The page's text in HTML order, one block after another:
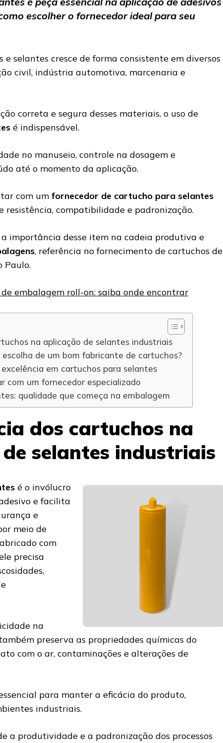
escolher o fornecedor ideal para seu
e selantes cresce de forma consistente em diversos
civil, indústria automotiva, marcenaria e
correta e segura desses materiais, o uso de
é indispensável.
no manuseio, controle na dosagem e
até o momento da aplicação.
com um fornecedor de cartucho para selantes
resistência, compatibilidade e padronização.
importância desse item na cadeia produtiva e
, referência no fornecimento de cartuchos de
Paulo.
embalagem roll-on: saiba onde encontrar
na aplicação de selantes industriais
escolha de um bom fabricante de cartuchos?
excelência em cartuchos para selantes
com um fornecedor especializado
qualidade que começa na embalagem
dos cartuchos na
selantes industriais
é o invólucro
e facilita
e
meio de
com
precisa
na
preserva as propriedades químicas do
com o ar, contaminações e alterações de
para manter a eficácia do produto,
industriais.
a produtividade e a padronização dos processos